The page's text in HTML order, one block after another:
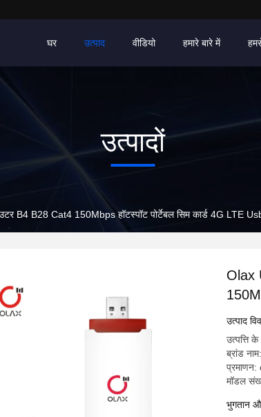
घर उत्पाद वीडियो हमारे बारे में
उत्पादों
B4 B28 Cat4 150Mbps हॉटस्पॉट पोर्टेबल सिम कार्ड 4G LTE Usb
Olax
उत्पाद
उत्पत्ति
ब्रांड
मॉडल
भुगतान